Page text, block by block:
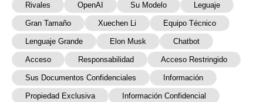
Rivales OpenAI Su Modelo Leguaje
Gran Tamaño Xuechen Li Equipo Técnico
Lenguaje Grande Elon Musk Chatbot
Acceso Responsabilidad Acceso Restringido
Sus Documentos Confidenciales Información
Propiedad Exclusiva Información Confidencial